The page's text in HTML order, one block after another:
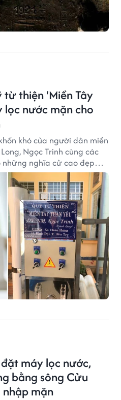
từ thiện 'Miền Tây
lọc nước mặn cho
khó của người dân miền
Ngọc Trinh cùng các
nghĩa cử cao đẹp
đời kém may mắn.
máy lọc nước,
bằng sông Cửu
mặn